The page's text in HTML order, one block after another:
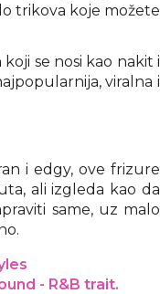
trikova koje možete
se nosi kao nakit i
viralna i
i edgy, ove frizure
ali izgleda kao da
same, uz malo
- R&B trait.